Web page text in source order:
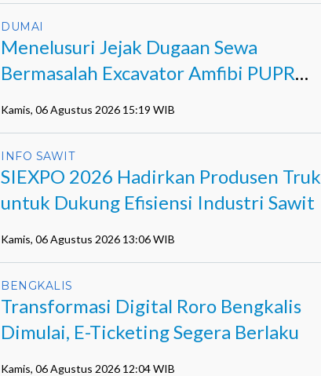
DUMAI
Menelusuri Jejak Dugaan Sewa
Bermasalah Excavator Amfibi PUPR
Kamis, 06 Agustus 2026 15:19 WIB
INFO SAWIT
SIEXPO 2026 Hadirkan Produsen Truk
untuk Dukung Efisiensi Industri Sawit
Kamis, 06 Agustus 2026 13:06 WIB
BENGKALIS
Transformasi Digital Roro Bengkalis
Dimulai, E-Ticketing Segera Berlaku
Kamis, 06 Agustus 2026 12:04 WIB